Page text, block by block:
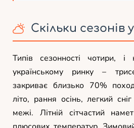
Скільки сезонів
Типів сезонності чотири, і
українському ринку –
закриває близько 70%
літо, рання осінь, легкий
межі. Літній сітчастий